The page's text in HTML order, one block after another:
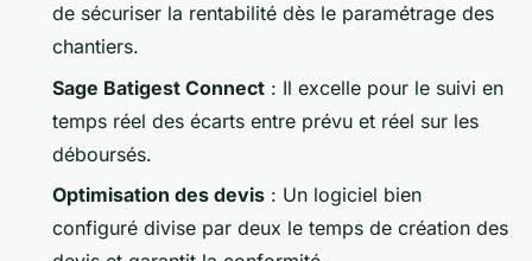
de sécuriser la rentabilité dès le paramétrage des
chantiers.
Sage Batigest Connect : Il excelle pour le suivi en
temps réel des écarts entre prévu et réel sur les
déboursés.
Optimisation des devis : Un logiciel bien
configuré divise par deux le temps de création des